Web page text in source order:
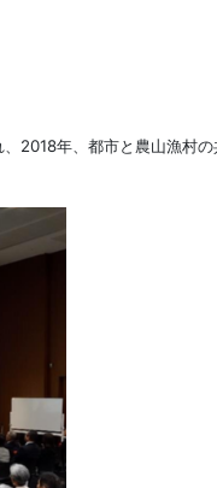
2018年、都市と農山漁村の